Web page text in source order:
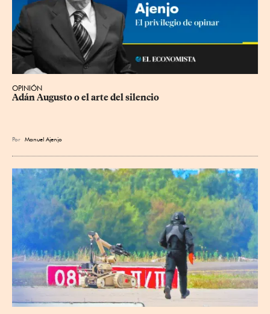
OPINIÓN
Adán Augusto o el arte del silencio
Por Manuel Ajenjo